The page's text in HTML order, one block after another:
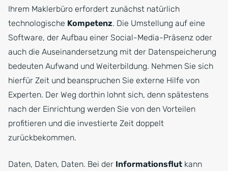
Ihrem Maklerbüro erfordert zunächst natürlich
technologische Kompetenz. Die Umstellung auf eine
Software, der Aufbau einer Social-Media-Präsenz oder
auch die Auseinandersetzung mit der Datenspeicherung
bedeuten Aufwand und Weiterbildung. Nehmen Sie sich
hierfür Zeit und beanspruchen Sie externe Hilfe von
Experten. Der Weg dorthin lohnt sich, denn spätestens
nach der Einrichtung werden Sie von den Vorteilen
profitieren und die investierte Zeit doppelt
zurückbekommen.
Daten, Daten, Daten. Bei der Informationsflut kann